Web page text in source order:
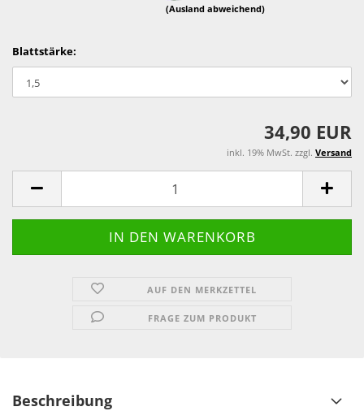
(Ausland abweichend)
Blattstärke:
34,90 EUR
inkl. 19% MwSt. zzgl. Versand
AUF DEN MERKZETTEL
FRAGE ZUM PRODUKT
Beschreibung